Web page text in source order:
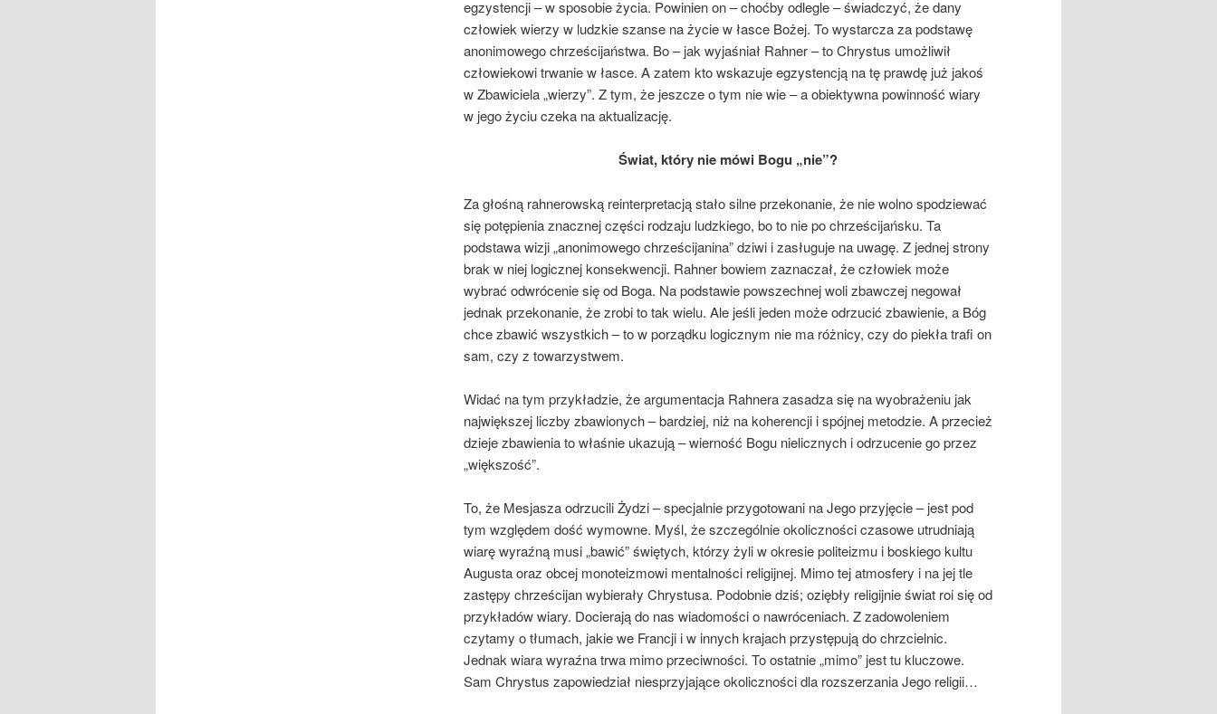
egzystencji – w sposobie życia. Powinien on – choćby odlegle – świadczyć, że dany
człowiek wierzy w ludzkie szanse na życie w łasce Bożej. To wystarcza za podstawę
anonimowego chrześcijaństwa. Bo – jak wyjaśniał Rahner – to Chrystus umożliwił
człowiekowi trwanie w łasce. A zatem kto wskazuje egzystencją na tę prawdę już jakoś
w Zbawiciela „wierzy”. Z tym, że jeszcze o tym nie wie – a obiektywna powinność wiary
w jego życiu czeka na aktualizację.
Świat, który nie mówi Bogu „nie”?
Za głośną rahnerowską reinterpretacją stało silne przekonanie, że nie wolno spodziewać
się potępienia znacznej części rodzaju ludzkiego, bo to nie po chrześcijańsku. Ta
podstawa wizji „anonimowego chrześcijanina” dziwi i zasługuje na uwagę. Z jednej strony
brak w niej logicznej konsekwencji. Rahner bowiem zaznaczał, że człowiek może
wybrać odwrócenie się od Boga. Na podstawie powszechnej woli zbawczej negował
jednak przekonanie, że zrobi to tak wielu. Ale jeśli jeden może odrzucić zbawienie, a Bóg
chce zbawić wszystkich – to w porządku logicznym nie ma różnicy, czy do piekła trafi on
sam, czy z towarzystwem.
Widać na tym przykładzie, że argumentacja Rahnera zasadza się na wyobrażeniu jak
największej liczby zbawionych – bardziej, niż na koherencji i spójnej metodzie. A przecież
dzieje zbawienia to właśnie ukazują – wierność Bogu nielicznych i odrzucenie go przez
„większość”.
To, że Mesjasza odrzucili Żydzi – specjalnie przygotowani na Jego przyjęcie – jest pod
tym względem dość wymowne. Myśl, że szczególnie okoliczności czasowe utrudniają
wiarę wyraźną musi „bawić” świętych, którzy żyli w okresie politeizmu i boskiego kultu
Augusta oraz obcej monoteizmowi mentalności religijnej. Mimo tej atmosfery i na jej tle
zastępy chrześcijan wybierały Chrystusa. Podobnie dziś; oziębły religijnie świat roi się od
przykładów wiary. Docierają do nas wiadomości o nawróceniach. Z zadowoleniem
czytamy o tłumach, jakie we Francji i w innych krajach przystępują do chrzcielnic.
Jednak wiara wyraźna trwa mimo przeciwności. To ostatnie „mimo” jest tu kluczowe.
Sam Chrystus zapowiedział niesprzyjające okoliczności dla rozszerzania Jego religii…